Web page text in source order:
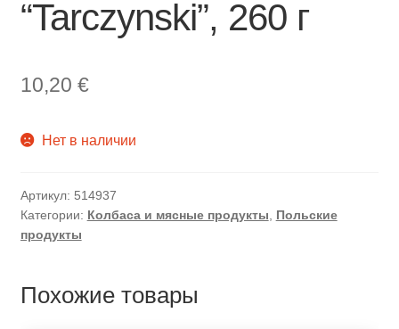
“Tarczynski”, 260 г
10,20 €
Нет в наличии
Артикул: 514937
Категории: Колбаса и мясные продукты
Польские
продукты
Похожие товары